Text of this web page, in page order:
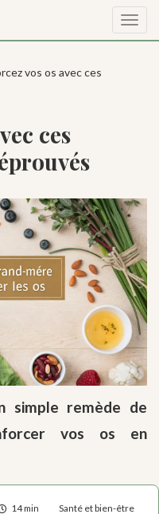
la
vos os avec ces
ces
simple remède de
vos os en
14 min Santé et bien-être